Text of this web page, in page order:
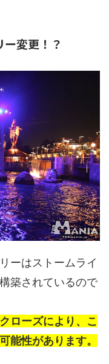
変更！？
ーはストームライ
築されているので
ローズにより、こ
能性があります。